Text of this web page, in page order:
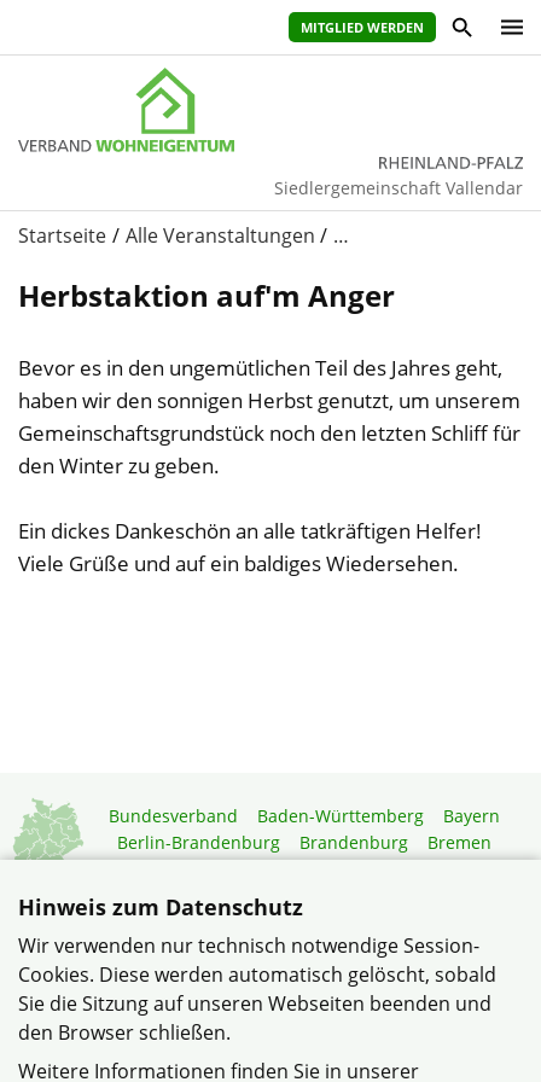
MITGLIED WERDEN
Siedlergemeinschaft Vallendar
Startseite Alle Veranstaltungen …
Herbstaktion auf'm Anger
Bevor es in den ungemütlichen Teil des Jahres geht,
haben wir den sonnigen Herbst genutzt, um unserem
Gemeinschaftsgrundstück noch den letzten Schliff für
den Winter zu geben.
Ein dickes Dankeschön an alle tatkräftigen Helfer!
Viele Grüße und auf ein baldiges Wiedersehen.
Bundesverband Baden-Württemberg
Bayern
Berlin-Brandenburg
Brandenburg
Bremen
Niedersachsen
Rheinland-Pfalz
Saarland
Sachsen-Anhalt
Schleswig-Holstein
Thüringen
Mitgliedermagazin
Gartenberatung
© Siedlergemeinschaft Vallendar im Verband Wohneigentum
Hinweis zum Datenschutz
Wir verwenden nur technisch notwendige Session-
Cookies. Diese werden automatisch gelöscht, sobald
Sie die Sitzung auf unseren Webseiten beenden und
den Browser schließen.
Weitere Informationen finden Sie in unserer